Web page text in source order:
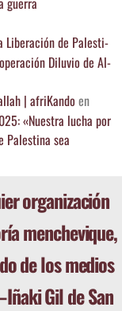
Libe­ra­ción de Pales­ti­
Dilu­vio de Al-
| afri­Kan­do en
«Nues­tra lucha por
Pales­ti­na sea
orga­ni­za­ción
men­che­vi­que,
de los medios
Gil de San